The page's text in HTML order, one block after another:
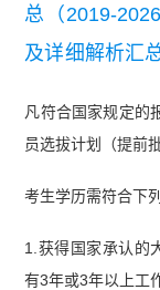
总（2019-2026
及详细解析汇
能力真题及答
凡符合国家规定的
员选拔计划（提前
考生学历需符合下
1.获得国家承认的
有3年或3年以上工